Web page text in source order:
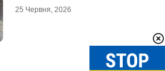
25 Червня, 2026